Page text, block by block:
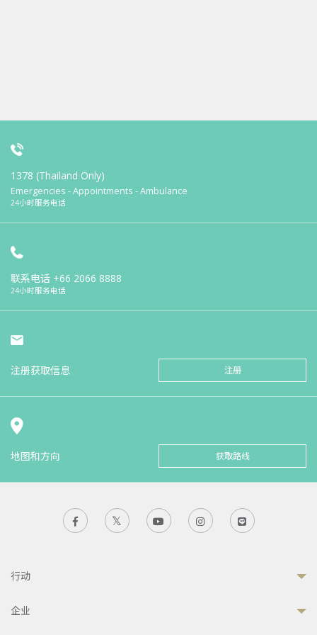
1378 (Thailand Only)
Emergencies - Appointments - Ambulance
24小时服务电话
联系电话 +66 2066 8888
24小时服务电话
注册获取信息 注册
地图和方向 获取路线
行动
企业